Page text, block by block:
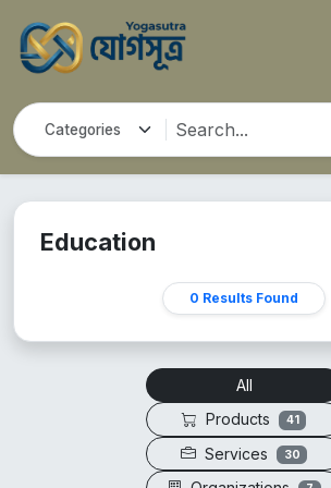
Education
0 Results Found
All
Products
41
Services 30